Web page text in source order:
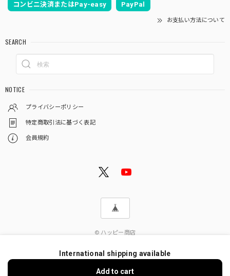
コンビニ決済またはPay-easy PayPal
お支払い方法について
SEARCH
NOTICE
プライバシーポリシー
特定商取引法に基づく表記
会員規約
© ハッピー商店
International shipping available
Add to cart